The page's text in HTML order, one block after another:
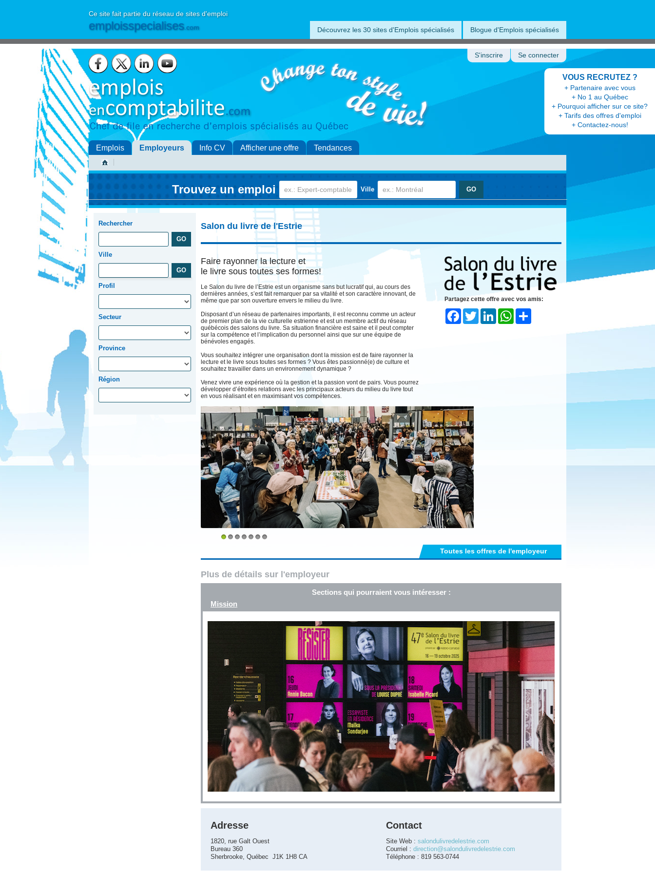
Ce site fait partie du réseau de sites d'emploi
emploisspecialises.com Découvrez les 30 sites d'Emplois spécialisés Blogue d'Emplois spécialisés
VOUS RECRUTEZ ?
+ Partenaire avec vous
+ No 1 au Québec
+ Pourquoi afficher sur ce site?
+ Tarifs des offres d'emploi
+ Contactez-nous!
S'inscrire Se connecter
Emplois Employeurs Info CV Afficher une offre Tendances
Trouvez un emploi Ville
Rechercher
Ville
Profil
Secteur
Province
Région
Salon du livre de l'Estrie
Faire rayonner la lecture et
le livre sous toutes ses formes!
Le Salon du livre de l’Estrie est un organisme sans but lucratif qui, au cours des
dernières années, s’est fait remarquer par sa vitalité et son caractère innovant, de
même que par son ouverture envers le milieu du livre.
Disposant d’un réseau de partenaires importants, il est reconnu comme un acteur
de premier plan de la vie culturelle estrienne et est un membre actif du réseau
québécois des salons du livre. Sa situation financière est saine et il peut compter
sur la compétence et l’implication du personnel ainsi que sur une équipe de
bénévoles engagés.
Vous souhaitez intégrer une organisation dont la mission est de faire rayonner la
lecture et le livre sous toutes ses formes ? Vous êtes passionné(e) de culture et
souhaitez travailler dans un environnement dynamique ?
Venez vivre une expérience où la gestion et la passion vont de pairs. Vous pourrez
développer d’étroites relations avec les principaux acteurs du milieu du livre tout
en vous réalisant et en maximisant vos compétences.
Partagez cette offre avec vos amis:
FacebookTwitter LinkedInWhatsApp
Toutes les offres de l'employeur
Plus de détails sur l'employeur
Sections qui pourraient vous intéresser :
Mission
Adresse
1820, rue Galt Ouest
Bureau 360
Sherbrooke, Québec J1K 1H8 CA
Contact
Site Web : salondulivredelestrie.com
Courriel : direction@salondulivredelestrie.com
Téléphone : 819 563-0744